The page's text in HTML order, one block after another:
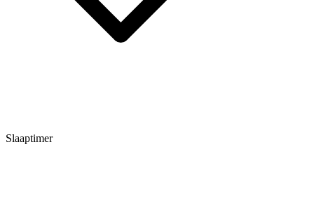
Slaaptimer